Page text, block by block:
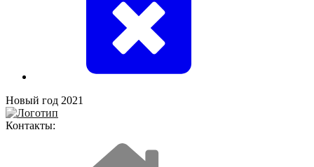
Новый год 2021
Контакты: